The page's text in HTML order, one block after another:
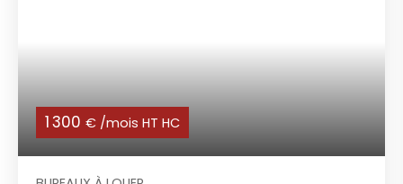
1 300 € /mois HT HC